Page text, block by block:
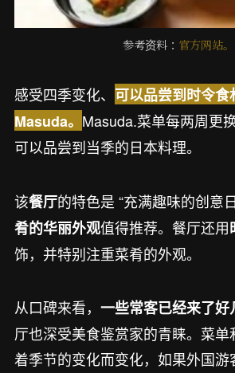
参考资料： 官方网站。
感受四季变化、 可以品尝到时令
Masuda。 Masuda.菜单每两周更
可以品尝到当季的日本料理。
该餐厅的特色是 “充满趣味的创意日
肴的华丽外观值得推荐。餐厅还用
饰，并特别注重菜肴的外观。
从口碑来看， 一些常客已经来了好
厅也深受美食鉴赏家的青睐。菜单
着季节的变化而变化，如果外国游